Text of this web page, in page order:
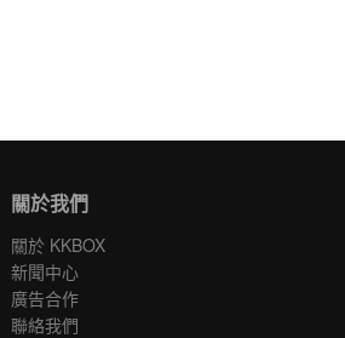
關於我們
關於 KKBOX
新聞中心
廣告合作
聯絡我們